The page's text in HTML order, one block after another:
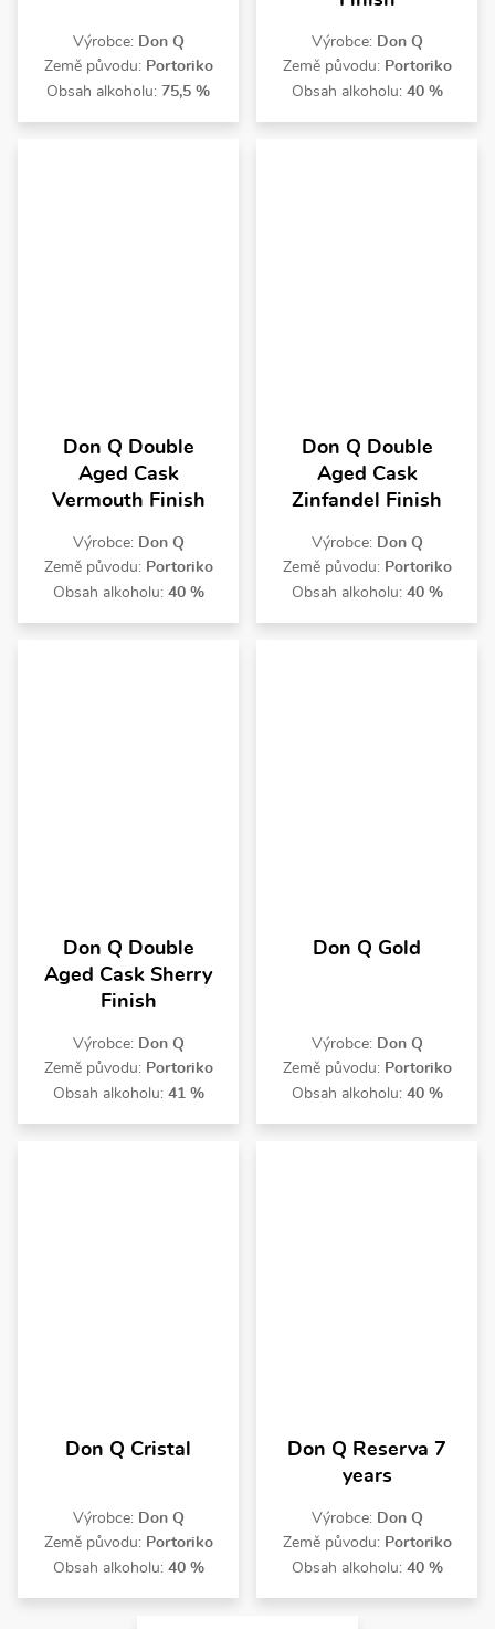
Výrobce: Don Q
Země původu: Portoriko
Obsah alkoholu: 75,5 %
Výrobce: Don Q
Země původu: Portoriko
Obsah alkoholu: 40 %
Don Q Double
Aged Cask
Vermouth Finish
Výrobce: Don Q
Země původu: Portoriko
Obsah alkoholu: 40 %
Don Q Double
Aged Cask
Zinfandel Finish
Výrobce: Don Q
Země původu: Portoriko
Obsah alkoholu: 40 %
Don Q Double
Aged Cask Sherry
Finish
Výrobce: Don Q
Země původu: Portoriko
Obsah alkoholu: 41 %
Don Q Gold
Výrobce: Don Q
Země původu: Portoriko
Obsah alkoholu: 40 %
Don Q Cristal
Výrobce: Don Q
Země původu: Portoriko
Obsah alkoholu: 40 %
Don Q Reserva 7
years
Výrobce: Don Q
Země původu: Portoriko
Obsah alkoholu: 40 %